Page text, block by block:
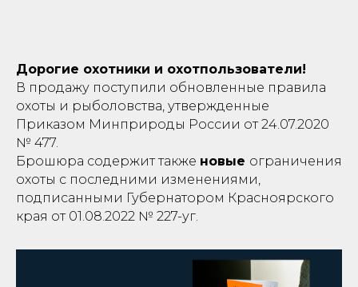
Дорогие охотники и охотпользователи!
В продажу поступили обновленные правила
охоты и рыболовства, утвержденные
Приказом Минприроды России от 24.07.2020
№ 477.
Брошюра содержит также новые ограничения
охоты с последними изменениями,
подписанными Губернатором Красноярского
края от 01.08.2022 № 227-уг.